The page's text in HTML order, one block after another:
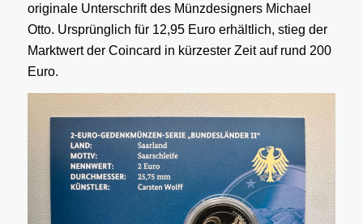
originale Unterschrift des Münzdesigners Michael
Otto. Ursprünglich für 12,95 Euro erhältlich, stieg der
Marktwert der Coincard in kürzester Zeit auf rund 200
Euro.